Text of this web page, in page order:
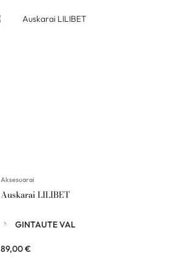
Aksesuarai
Auskarai LILIBET
GINTAUTE VAL
89,00€